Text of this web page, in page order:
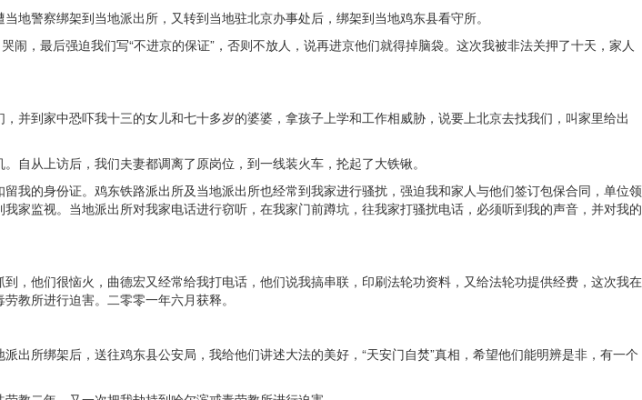
地警察绑架到当地派出所，又转到当地驻北京办事处后，绑架到当地鸡东县看守所。
闹，最后强迫我们写“不进京的保证”，否则不放人，说再进京他们就得掉脑袋。这次我被非法关押了十天，家人
并到家中恐吓我十三的女儿和七十多岁的婆婆，拿孩子上学和工作相威胁，说要上北京去找我们，叫家里给出
自从上访后，我们夫妻都调离了原岗位，到一线装火车，抡起了大铁锹。
我的身份证。鸡东铁路派出所及当地派出所也经常到我家进行骚扰，强迫我和家人与他们签订包保合同，单位领
家监视。当地派出所对我家电话进行窃听，在我家门前蹲坑，往我家打骚扰电话，必须听到我的声音，并对我的
，他们很恼火，曲德宏又经常给我打电话，他们说我搞串联，印刷法轮功资料，又给法轮功提供经费，这次我在
教所进行迫害。二零零一年六月获释。
所绑架后，送往鸡东县公安局，我给他们讲述大法的美好，“天安门自焚”真相，希望他们能明辨是非，有一个